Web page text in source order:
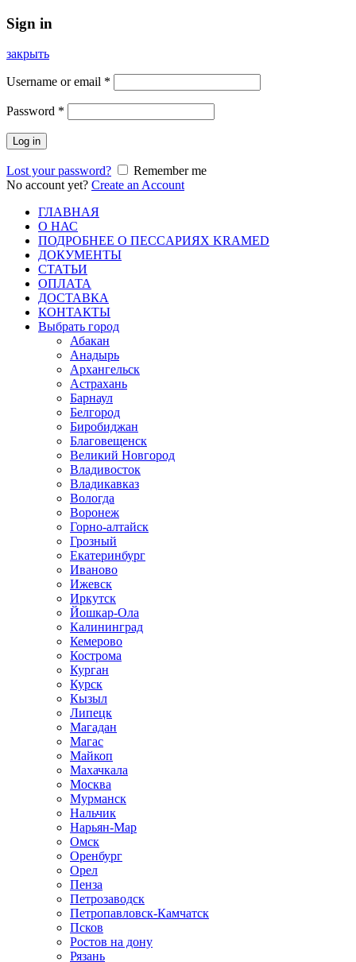
Sign in
закрыть
Username or email *
Password *
Log in
Lost your password?
Remember me
No account yet? Create an Account
ГЛАВНАЯ
О НАС
ПОДРОБНЕЕ О ПEСCАРИЯХ KRAMED
ДОКУМЕНТЫ
СТАТЬИ
ОПЛАТА
ДОСТАВКА
КОНТАКТЫ
Выбрать город
Абакан
Анадырь
Архангельск
Астрахань
Барнаул
Белгород
Биробиджан
Благовещенск
Великий Новгород
Владивосток
Владикавказ
Вологда
Воронеж
Горно-алтайск
Грозный
Екатеринбург
Иваново
Ижевск
Иркутск
Йошкар-Ола
Калининград
Кемерово
Кострома
Курган
Курск
Кызыл
Липецк
Магадан
Магас
Майкоп
Махачкала
Москва
Мурманск
Нальчик
Нарьян-Мар
Омск
Оренбург
Орел
Пенза
Петрозаводск
Петропавловск-Камчатск
Псков
Ростов на дону
Рязань